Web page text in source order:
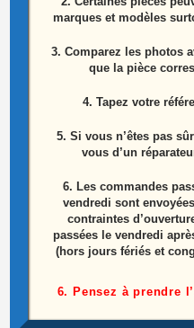
ÉPUISÉ
Haut parleurs central
marques et modèles
3. Comparez les photos
que la pièce
4. Tapez votre
5. Si vous n’êtes pas
vous d’un
6. Les commandes
vendredi sont
contraintes
passées le vendredi
(hors jours fériés et
6. Pensez à prendre